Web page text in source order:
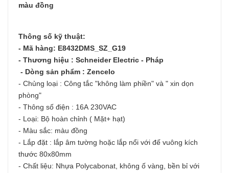
màu đồng
Thông số kỹ thuật:
- Mã hàng: E8432DMS_SZ_G19
- Thương hiệu : Schneider Electric - Pháp
- Dòng sản phẩm : Zencelo
- Chủng loại : Công tắc "không làm phiền" và " xin dọn
phòng"
- Thông số điện : 16A 230VAC
- Loại: Bộ hoàn chỉnh ( Mặt+ hạt)
- Màu sắc: màu đồng
- Lắp đặt : lắp âm tường hoặc lắp nổi với đế vuông kích
thước 80x80mm
- Chất liệu: Nhựa Polycabonat, không ố vàng, bền bỉ với